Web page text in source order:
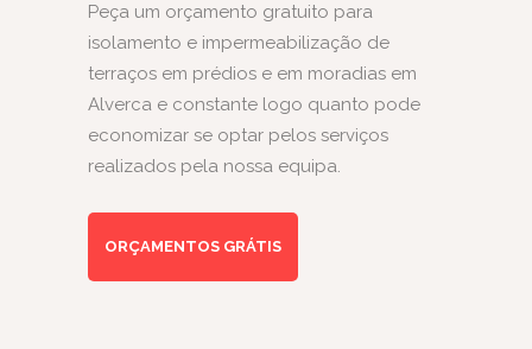
Peça um orçamento gratuito para
isolamento e impermeabilização de
terraços em prédios e em moradias em
Alverca e constante logo quanto pode
economizar se optar pelos serviços
realizados pela nossa equipa.
ORÇAMENTOS GRÁTIS